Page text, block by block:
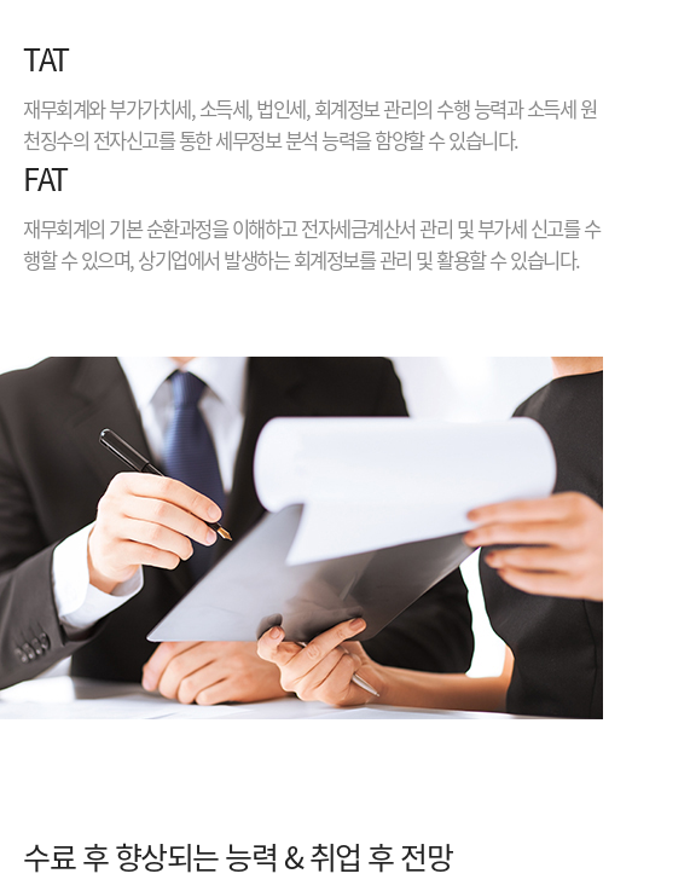
TAT
재무회계와 부가가치세, 소득세, 법인세, 회계정보 관리의 수행 능력과 소득세 원
천징수의 전자신고를 통한 세무정보 분석 능력을 함양할 수 있습니다.
FAT
재무회계의 기본 순환과정을 이해하고 전자세금계산서 관리 및 부가세 신고를 수
행할 수 있으며, 상기업에서 발생하는 회계정보를 관리 및 활용할 수 있습니다.
수료 후 향상되는 능력 & 취업 후 전망